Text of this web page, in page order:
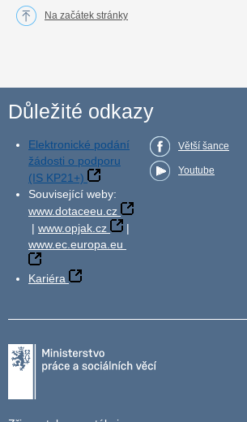
Na začátek stránky
Důležité odkazy
Elektronické podání
žádosti o podporu
(IS KP21+)
Související weby:
www.dotaceeu.cz
| www.opjak.cz
|
www.ec.europa.eu
Kariéra
Větší šance
Youtube